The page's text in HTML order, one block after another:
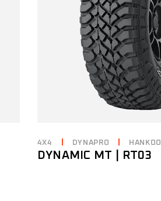
4X4 DYNAPRO
DYNAMIC MT | RT03